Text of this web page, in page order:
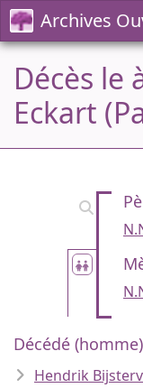
Archives
Décès le
Eckart
Décédé (homme)
Hendrik